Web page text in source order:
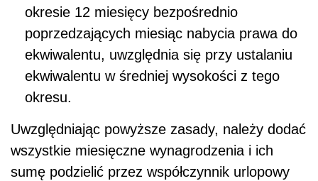
okresie 12 miesięcy bezpośrednio
poprzedzających miesiąc nabycia prawa do
ekwiwalentu, uwzględnia się przy ustalaniu
ekwiwalentu w średniej wysokości z tego
okresu.
Uwzględniając powyższe zasady, należy dodać
wszystkie miesięczne wynagrodzenia i ich
sumę podzielić przez współczynnik urlopowy